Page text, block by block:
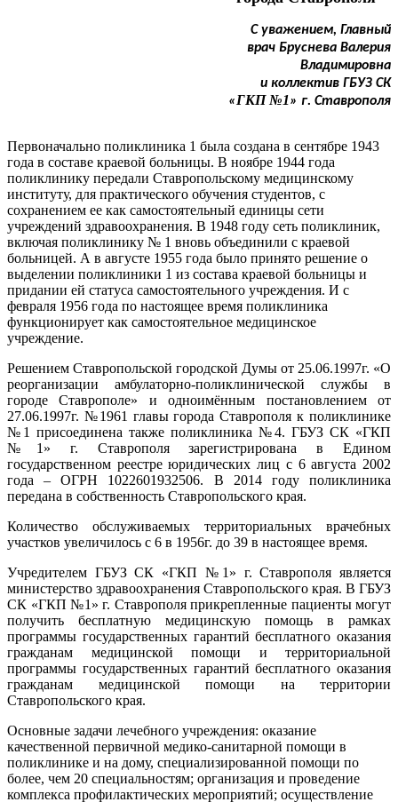
С уважением, Главный
врач Бруснева Валерия
Владимировна
и коллектив ГБУЗ СК
«ГКП №1» г. Ставрополя
Первоначально поликлиника 1 была создана в сентябре 1943
года в составе краевой больницы. В ноябре 1944 года
поликлинику передали Ставропольскому медицинскому
институту, для практического обучения студентов, с
сохранением ее как самостоятельный единицы сети
учреждений здравоохранения. В 1948 году сеть поликлиник,
включая поликлинику № 1 вновь объединили с краевой
больницей. А в августе 1955 года было принято решение о
выделении поликлиники 1 из состава краевой больницы и
придании ей статуса самостоятельного учреждения. И с
февраля 1956 года по настоящее время поликлиника
функционирует как самостоятельное медицинское
учреждение.
Решением Ставропольской городской Думы от 25.06.1997г. «О
реорганизации амбулаторно-поликлинической службы в
городе Ставрополе» и одноимённым постановлением от
27.06.1997г. №1961 главы города Ставрополя к поликлинике
№1 присоединена также поликлиника №4. ГБУЗ СК «ГКП
№1» г. Ставрополя зарегистрирована в Едином
государственном реестре юридических лиц с 6 августа 2002
года – ОГРН 1022601932506. В 2014 году поликлиника
передана в собственность Ставропольского края.
Количество обслуживаемых территориальных врачебных
участков увеличилось с 6 в 1956г. до 39 в настоящее время.
Учредителем ГБУЗ СК «ГКП №1» г. Ставрополя является
министерство здравоохранения Ставропольского края. В ГБУЗ
СК «ГКП №1» г. Ставрополя прикрепленные пациенты могут
получить бесплатную медицинскую помощь в рамках
программы государственных гарантий бесплатного оказания
гражданам медицинской помощи и территориальной
программы государственных гарантий бесплатного оказания
гражданам медицинской помощи на территории
Ставропольского края.
Основные задачи лечебного учреждения: оказание
качественной первичной медико-санитарной помощи в
поликлинике и на дому, специализированной помощи по
более, чем 20 специальностям; организация и проведение
комплекса профилактических мероприятий; осуществление